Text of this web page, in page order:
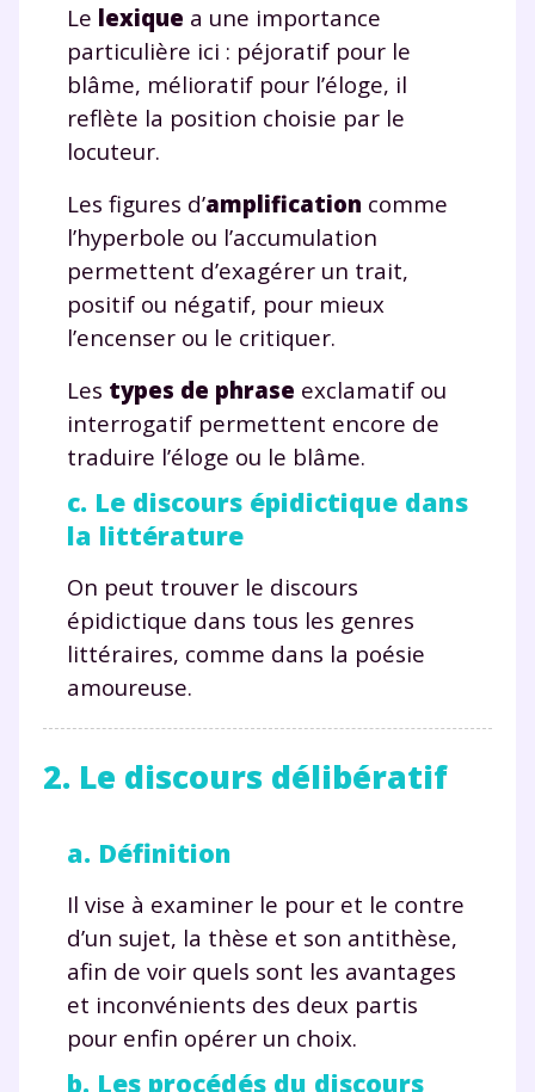
Le lexique a une importance
particulière ici : péjoratif pour le
blâme, mélioratif pour l’éloge, il
reflète la position choisie par le
locuteur.
Les figures d’amplification comme
l’hyperbole ou l’accumulation
permettent d’exagérer un trait,
positif ou négatif, pour mieux
l’encenser ou le critiquer.
Les types de phrase exclamatif ou
interrogatif permettent encore de
traduire l’éloge ou le blâme.
c. Le discours épidictique dans
la littérature
On peut trouver le discours
épidictique dans tous les genres
littéraires, comme dans la poésie
amoureuse.
2. Le discours délibératif
a. Définition
Il vise à examiner le pour et le contre
d’un sujet, la thèse et son antithèse,
afin de voir quels sont les avantages
et inconvénients des deux partis
pour enfin opérer un choix.
b. Les procédés du discours